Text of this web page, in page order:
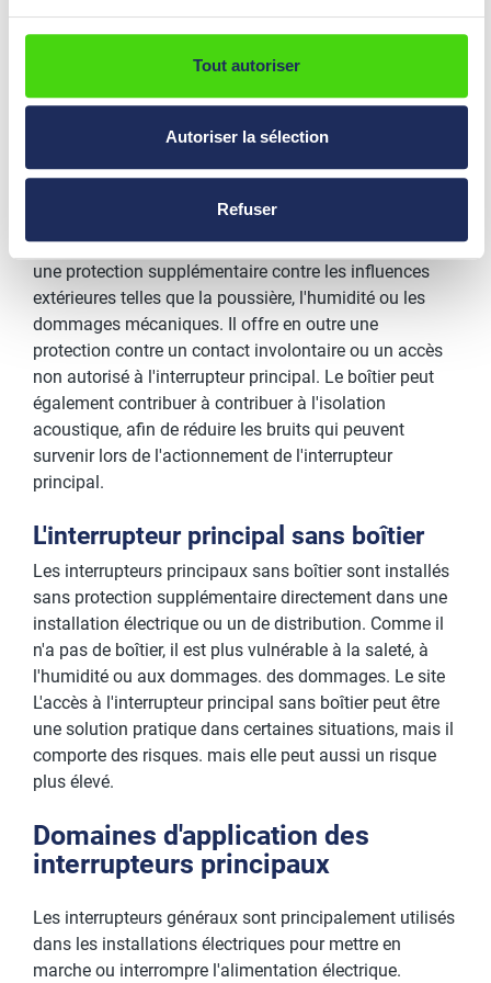
Tout autoriser
Autoriser la sélection
Refuser
ou la protection qu'offre le boîtier. En outre, les
Les interrupteurs principaux avec
Les interrupteurs principaux avec boîtier sont installés
électrique installé dans un boîtier. Le boîtier offre à
l'interrupteur principal et à l'électronique environnante
une protection supplémentaire contre les influences
extérieures telles que la poussière, l'humidité ou les
dommages mécaniques. Il offre en outre une
protection contre un contact involontaire ou un accès
non autorisé à l'interrupteur principal. Le boîtier peut
également contribuer à contribuer à l'isolation
acoustique, afin de réduire les bruits qui peuvent
survenir lors de l'actionnement de l'interrupteur
principal.
L'interrupteur principal sans boîtier
Les interrupteurs principaux sans boîtier sont installés
sans protection supplémentaire directement dans une
installation électrique ou un de distribution. Comme il
n'a pas de boîtier, il est plus vulnérable à la saleté, à
l'humidité ou aux dommages. des dommages. Le site
L'accès à l'interrupteur principal sans boîtier peut être
une solution pratique dans certaines situations, mais il
comporte des risques. mais elle peut aussi un risque
plus élevé.
Domaines d'application des
interrupteurs principaux
Les interrupteurs généraux sont principalement utilisés
dans les installations électriques pour mettre en
marche ou interrompre l'alimentation électrique.